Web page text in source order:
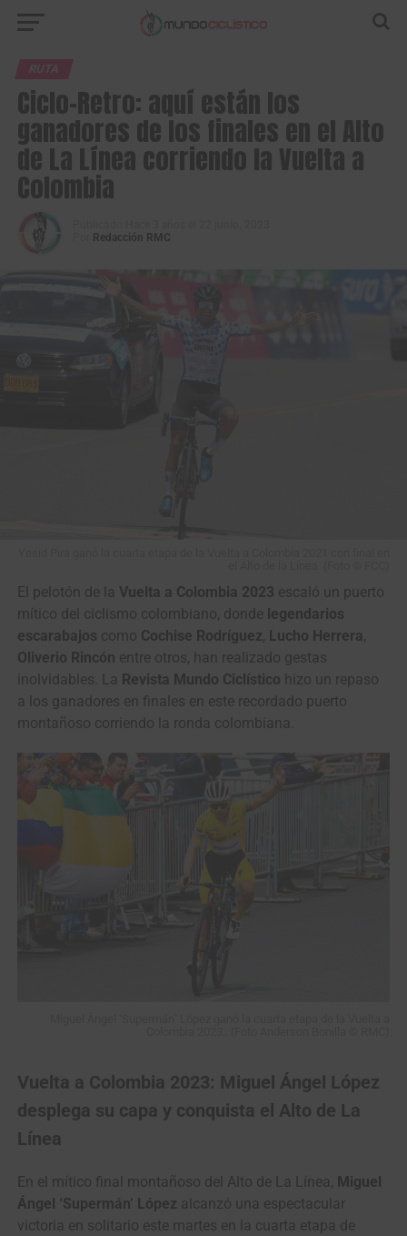
RUTA
Ciclo-Retro: aquí están los
ganadores de los finales en el Alto
de La Línea corriendo la Vuelta a
Colombia
Redacción RMC
El pelotón de la Vuelta a Colombia 2023 escaló un puerto
mítico del ciclismo colombiano, donde legendarios
escarabajos como Cochise Rodríguez, Lucho Herrera,
Oliverio Rincón entre otros, han realizado gestas
inolvidables. La Revista Mundo Ciclístico hizo un repaso
a los ganadores en finales en este recordado puerto
montañoso corriendo la ronda colombiana.
Vuelta a Colombia 2023: Miguel Ángel López
desplega su capa y conquista el Alto de La
Línea
En el mítico final montañoso del Alto de La Línea, Miguel
Ángel ‘Supermán’ López alcanzó una espectacular
victoria en solitario este martes en la cuarta etapa de